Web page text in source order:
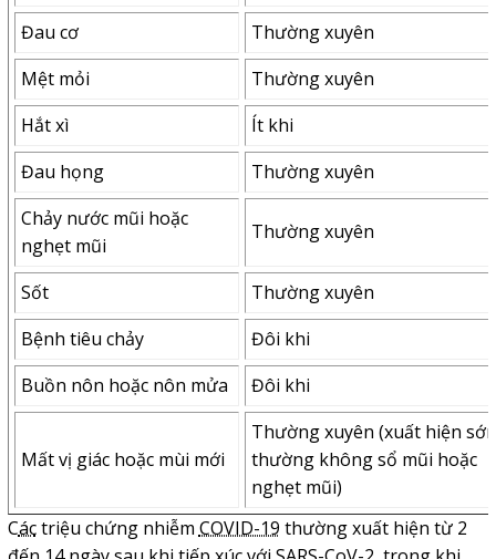
Đau cơ
Thường xuyên
Mệt mỏi
Thường xuyên
Hắt xì
Ít khi
Đau họng
Thường xuyên
Chảy nước mũi hoặc
nghẹt mũi
Thường xuyên
Sốt
Thường xuyên
Bệnh tiêu chảy
Đôi khi
Buồn nôn hoặc nôn mửa
Đôi khi
Mất vị giác hoặc mùi mới
Thường xuyên (xuất hiện
thường không sổ mũi hoặc
nghẹt mũi)
Cáctriệu chứng nhiễm COVID-19 thường xuất hiện từ 2